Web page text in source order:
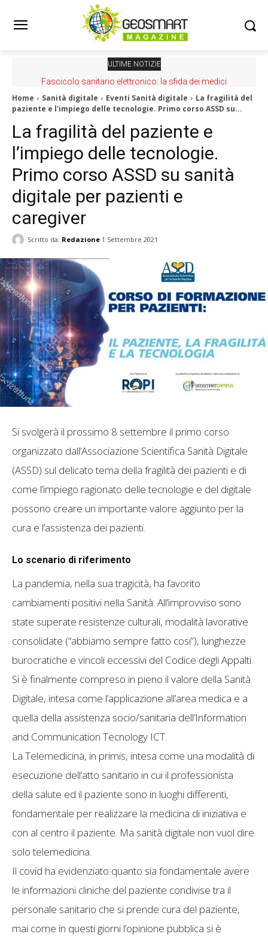
ULTIME NOTIZIE
Fascicolo sanitario elettronico: la sfida dei medici
Home Sanità digitale Eventi Sanità digitale
La fragilità del
paziente e l'impiego delle tecnologie. Primo corso ASSD su...
La fragilità del paziente e
l’impiego delle tecnologie.
Primo corso ASSD su sanità
digitale per pazienti e
caregiver
Scritto da: Redazione 1 Settembre 2021
Si svolgerà il prossimo 8 settembre il primo corso
organizzato dall’Associazione Scientifica Sanità Digitale
(ASSD) sul delicato tema della fragilità dei pazienti e di
come l’impiego ragionato delle tecnologie e del digitale
possono creare un importante valore aggiunto per la
cura e l’assistenza dei pazienti.
Lo scenario di riferimento
La pandemia, nella sua tragicità, ha favorito
cambiamenti positivi nella Sanità. All’improvviso sono
state superate resistenze culturali, modalità lavorative
consolidate (“abbiamo sempre fatto cosi”), lunghezze
burocratiche e vincoli eccessivi del Codice degli Appalti.
Si è finalmente compreso in pieno il valore della Sanità
Digitale, intesa come l’applicazione all’area medica e a
quella della assistenza socio/sanitaria dell’Information
and Communication Tecnology ICT.
La Telemedicina, in primis, intesa come una modalità di
esecuzione dell’atto sanitario in cui il professionista
della salute ed il paziente sono in luoghi differenti,
fondamentale per realizzare la medicina di iniziativa e
con al centro il paziente. Ma sanità digitale non vuol dire
solo telemedicina.
Il covid ha evidenziato quanto sia fondamentale avere
le informazioni cliniche del paziente condivise tra il
personale sanitario che si prende cura del paziente,
mai come in questi giorni l’opinione pubblica si è